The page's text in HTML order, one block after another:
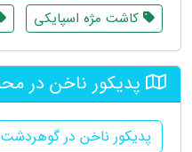
کاشت مژه اسپایکی
پدیکور ناخن در
پدیکور ناخن در گوهردشت